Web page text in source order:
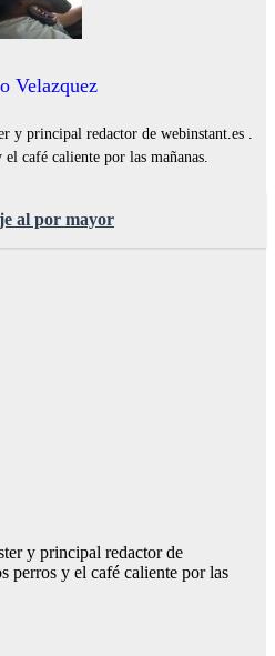
Velazquez
y principal redactor de webinstant.es .
café caliente por las mañanas.
al por mayor
y principal redactor de
perros y el café caliente por las